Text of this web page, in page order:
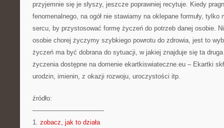
przyjemnie się je słyszy, jeszcze poprawniej recytuje. Kiedy
fenomenalnego, na ogół nie stawiamy na oklepane formuły,
sercu, by przystosować formę życzeń do potrzeb danej osobie.
osobie chorej życzymy szybkiego powrotu do zdrowia, jest to
życzeń ma być dobrana do sytuacji, w jakiej znajduje się ta
życzenia dostępne na domenie ekartkiswiateczne.eu – Ekartki
urodzin, imienin, z okazji rozwoju, uroczystości itp.
źródło:
———————————
1. zobacz, jak to działa